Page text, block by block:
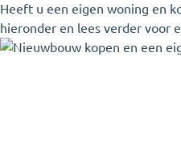
Heeft u een eigen woning en
hieronder en lees verder voor